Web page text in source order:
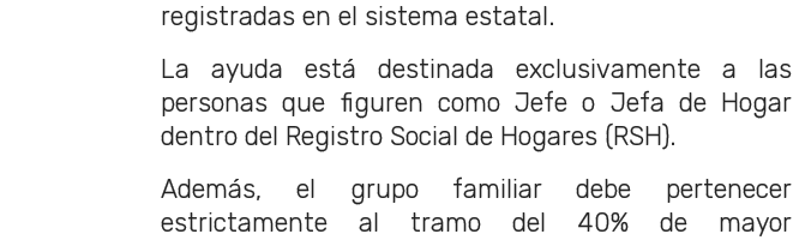
registradas en el sistema estatal.
La ayuda está destinada exclusivamente a las
personas que figuren como Jefe o Jefa de Hogar
dentro del Registro Social de Hogares (RSH).
Además, el grupo familiar debe pertenecer
estrictamente al tramo del 40% de mayor